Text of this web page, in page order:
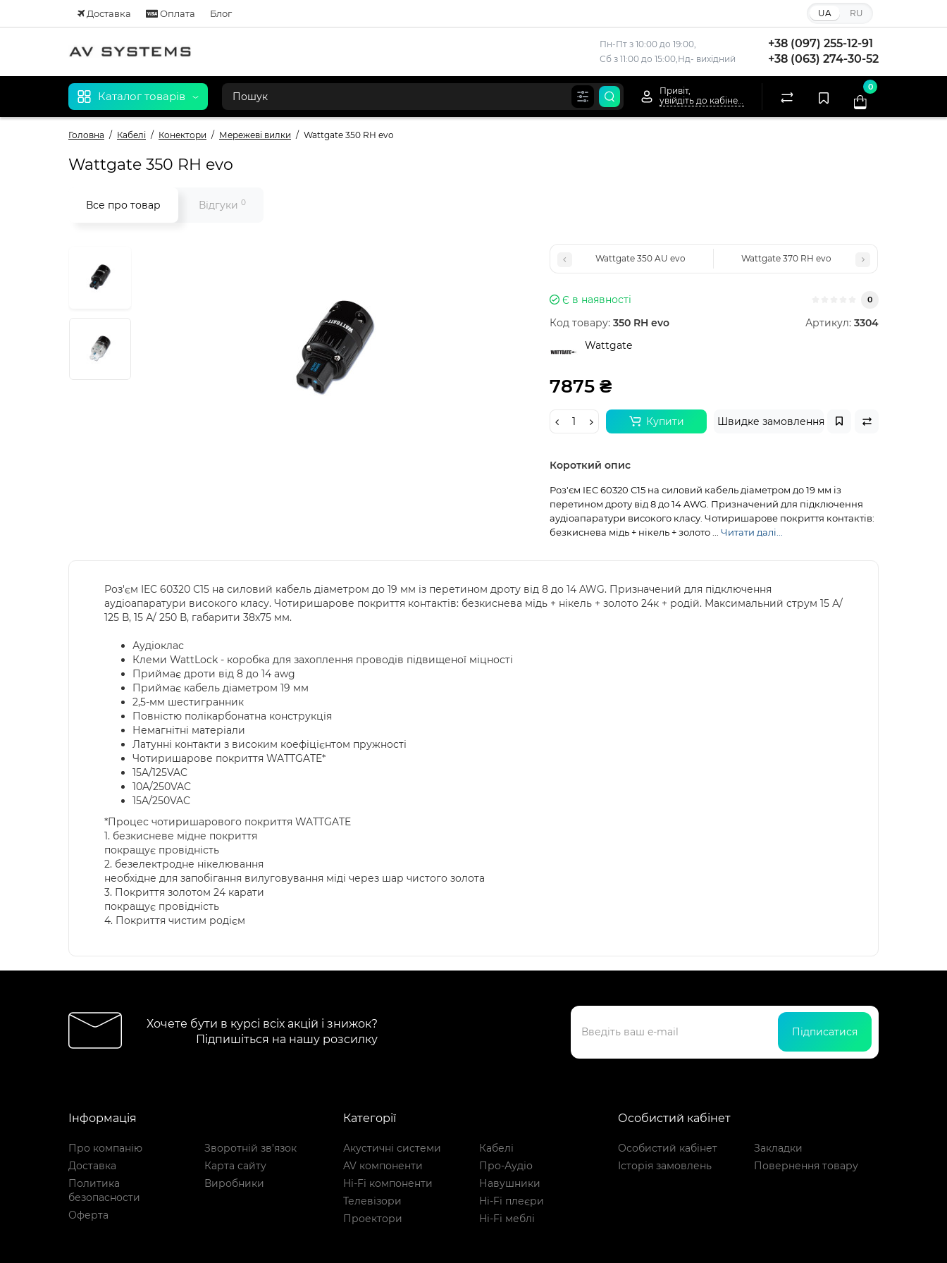
Доставка Оплата Блог UA RU
Пн-Пт з 10:00 до 19:00,
Сб з 11:00 до 15:00,Нд- вихідний
+38 (097) 255-12-91
+38 (063) 274-30-52
Каталог товарів
Привіт,
увійдіть до кабінету
0
Головна Кабелі Конектори Мережеві вилки Wattgate 350 RH evo
Wattgate 350 RH evo
Все про товар Відгуки 0
Wattgate 350 AU evo Wattgate 370 RH evo
Є в наявності 0
Код товару: 350 RH evo Артикул: 3304
Wattgate
7875 ₴
Купити Швидке замовлення
Короткий опис
Роз'єм IEC 60320 С15 на силовий кабель діаметром до 19 мм із
перетином дроту від 8 до 14 AWG. Призначений для підключення
аудіоапаратури високого класу. Чотиришарове покриття контактів:
безкиснева мідь + нікель + золото ... Читати далі...
Роз'єм IEC 60320 С15 на силовий кабель діаметром до 19 мм із перетином дроту від 8 до 14 AWG. Призначений для підключення
аудіоапаратури високого класу. Чотиришарове покриття контактів: безкиснева мідь + нікель + золото 24к + родій. Максимальний струм 15 А/
125 В, 15 А/ 250 В, габарити 38x75 мм.
Аудіоклас
Клеми WattLock - коробка для захоплення проводів підвищеної міцності
Приймає дроти від 8 до 14 awg
Приймає кабель діаметром 19 мм
2,5-мм шестигранник
Повністю полікарбонатна конструкція
Немагнітні матеріали
Латунні контакти з високим коефіцієнтом пружності
Чотиришарове покриття WATTGATE*
15A/125VAC
10A/250VAC
15A/250VAC
*Процес чотиришарового покриття WATTGATE
1. безкисневе мідне покриття
покращує провідність
2. безелектродне нікелювання
необхідне для запобігання вилуговування міді через шар чистого золота
3. Покриття золотом 24 карати
покращує провідність
4. Покриття чистим родієм
Хочете бути в курсі всіх акцій і знижок?
Підпишіться на нашу розсилку
Підписатися
Інформація
Про компанію
Доставка
Политика
безопасности
Оферта
Зворотній зв’язок
Карта сайту
Виробники
Категорії
Акустичні системи
AV компоненти
Hi-Fi компоненти
Телевізори
Проектори
Кабелі
Про-Аудіо
Навушники
Hi-Fi плеєри
Hi-Fi меблі
Особистий кабінет
Особистий кабінет
Історія замовлень
Закладки
Повернення товару